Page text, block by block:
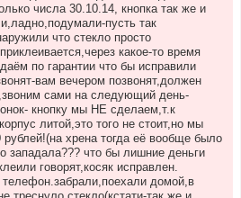
числа 30.10.14, кнопка так же и
пусть так
что стекло просто
какое-то время
по гарантии что бы исправили
вам вечером позвонят,должен
сами на следующий день-
кнопку мы НЕ сделаем,т.к
литой,это того не стоит,но мы
хрена тогда её вообще было
западала??? что бы лишние деньги
говорят,косяк исправлен.
телефон.забрали,поехали домой,в